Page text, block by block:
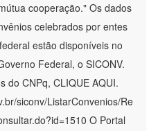
cooperação." Os dados
celebrados por entes
estão disponíveis no
Federal, o SICONV.
do CNPq, CLIQUE AQUI.
siconv/ListarConvenios/Re
O Portal